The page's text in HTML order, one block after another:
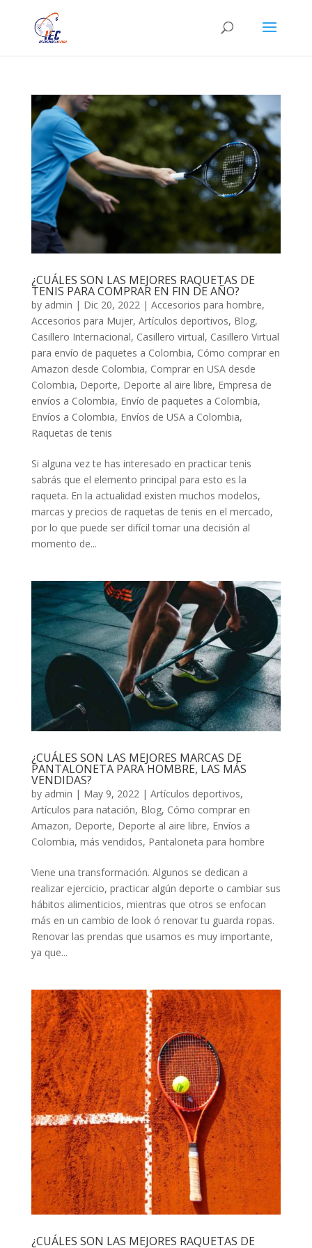
¿CUÁLES SON LAS MEJORES RAQUETAS DE
TENIS PARA COMPRAR EN FIN DE AÑO?
by admin | Dic 20, 2022 | Accesorios para hombre,
Accesorios para Mujer, Artículos deportivos, Blog,
Casillero Internacional, Casillero virtual, Casillero Virtual
para envío de paquetes a Colombia, Cómo comprar en
Amazon desde Colombia, Comprar en USA desde
Colombia, Deporte, Deporte al aire libre, Empresa de
envíos a Colombia, Envío de paquetes a Colombia,
Envíos a Colombia, Envíos de USA a Colombia,
Raquetas de tenis
Si alguna vez te has interesado en practicar tenis
sabrás que el elemento principal para esto es la
raqueta. En la actualidad existen muchos modelos,
marcas y precios de raquetas de tenis en el mercado,
por lo que puede ser difícil tomar una decisión al
momento de...
¿CUÁLES SON LAS MEJORES MARCAS DE
PANTALONETA PARA HOMBRE, LAS MÁS
VENDIDAS?
by admin | May 9, 2022| Artículos deportivos,
Artículos para natación, Blog, Cómo comprar en
Amazon, Deporte, Deporte al aire libre, Envíos a
Colombia, más vendidos, Pantaloneta para hombre
Viene una transformación. Algunos se dedican a
realizar ejercicio, practicar algún deporte o cambiar sus
hábitos alimenticios, mientras que otros se enfocan
más en un cambio de look ó renovar tu guarda ropas.
Renovar las prendas que usamos es muy importante,
ya que...
¿CUÁLES SON LAS MEJORES RAQUETAS DE